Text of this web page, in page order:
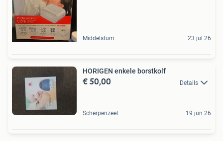
Middelstum 23 jul 26
HORIGEN enkele borstkolf
€ 50,00 Details
Scherpenzeel 19 jun 26